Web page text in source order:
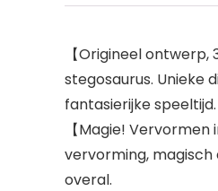
【Origineel
stegosaurus. Unieke
fantasierijke speeltijd.
【Magie!
vervorming, magisch
overal.